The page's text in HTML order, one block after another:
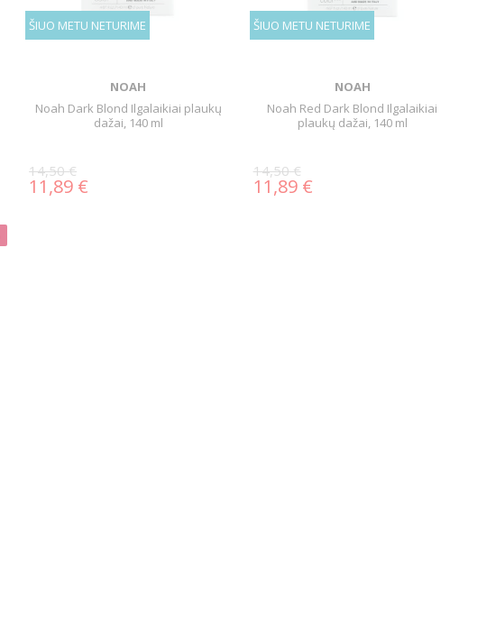
ŠIUO METU NETURIME
NOAH
Noah Dark Blond Ilgalaikiai plaukų
dažai, 140 ml
14,50 €
11,89 €
ŠIUO METU NETURIME
NOAH
Noah Red Dark Blond Ilgalaikiai
plaukų dažai, 140 ml
14,50 €
11,89 €